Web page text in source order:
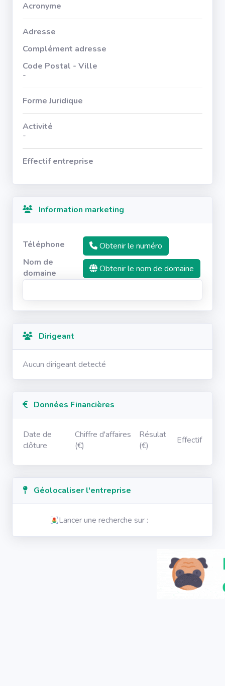
Acronyme
Adresse
Complément adresse
Code Postal - Ville
-
Forme Juridique
Activité
-
Effectif entreprise
Information marketing
Téléphone
Obtenir le numéro
Nom de
domaine
Obtenir le nom de domaine
Dirigeant
Aucun dirigeant detecté
Données Financières
Date de
clôture
Chiffre d'affaires
(€)
Résulat
(€)
Effectif
Géolocaliser l'entreprise
Lancer une recherche sur :